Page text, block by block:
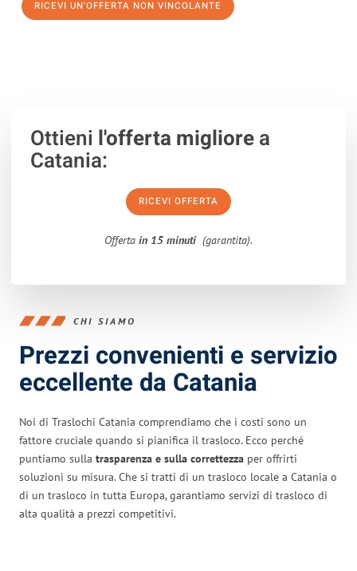
RICEVI UN'OFFERTA NON VINCOLANTE
Ottieni l'offerta migliorea
Catania:
RICEVI OFFERTA
Offerta in 15 minuti (garantita).
CHI SIAMO
Prezzi convenienti e servizio
eccellente da Catania
Noi di Traslochi Catania comprendiamo che i costi sono un
fattore cruciale quando si pianifica il trasloco. Ecco perché
puntiamo sulla trasparenza e sulla correttezza per offrirti
soluzioni su misura. Che si tratti di un trasloco locale a Catania o
di un trasloco in tutta Europa, garantiamo servizi di trasloco di
alta qualità a prezzi competitivi.